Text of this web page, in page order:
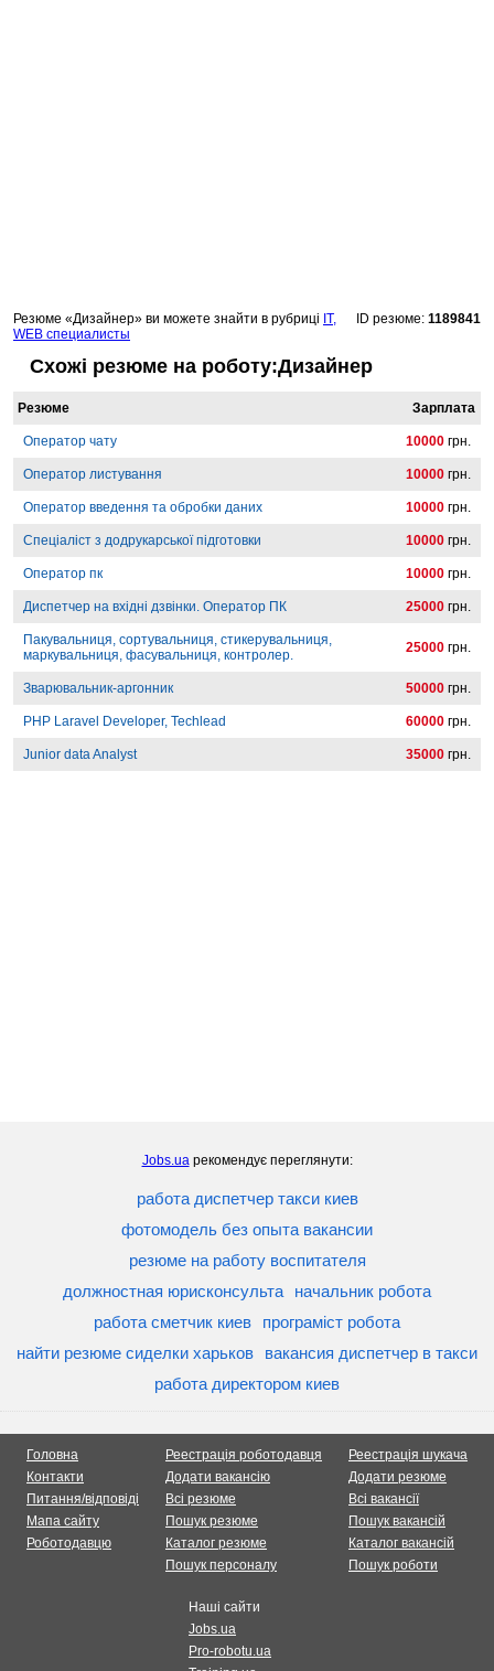
Резюме «Дизайнер» ви можете знайти в рубриці IT,
WEB специалисты
ID резюме: 1189841
Схожі резюме на роботу:Дизайнер
Резюме Зарплата
Оператор чату 10000 грн.
Оператор листування 10000 грн.
Оператор введення та обробки даних 10000 грн.
Спеціаліст з додрукарської підготовки 10000 грн.
Оператор пк 10000 грн.
Диспетчер на вхідні дзвінки. Оператор ПК 25000 грн.
Пакувальниця, сортувальниця, стикерувальниця,
маркувальниця, фасувальниця, контролер.
25000 грн.
Зварювальник-аргонник 50000 грн.
PHP Laravel Developer, Techlead 60000 грн.
Junior data Analyst 35000 грн.
Jobs.uaрекомендує переглянути:
работа диспетчер такси киев
фотомодель без опыта вакансии
резюме на работу воспитателя
должностная юрисконсульта
начальник робота
работа сметчик киев
програміст робота
найти резюме сиделки харьков
вакансия диспетчер в такси
работа директором киев
Головна
Контакти
Питання/відповіді
Мапа сайту
Роботодавцю
Реестрація роботодавця
Додати вакансію
Всі резюме
Пошук резюме
Каталог резюме
Пошук персоналу
Реестрація шукача
Додати резюме
Всі вакансії
Пошук вакансій
Каталог вакансій
Пошук роботи
Наші сайти
Jobs.ua
Pro-robotu.ua